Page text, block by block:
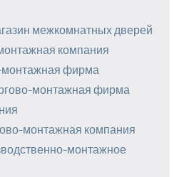
межкомнатных дверей
компания
монтажная фирма
монтажная фирма
монтажная компания
монтажное